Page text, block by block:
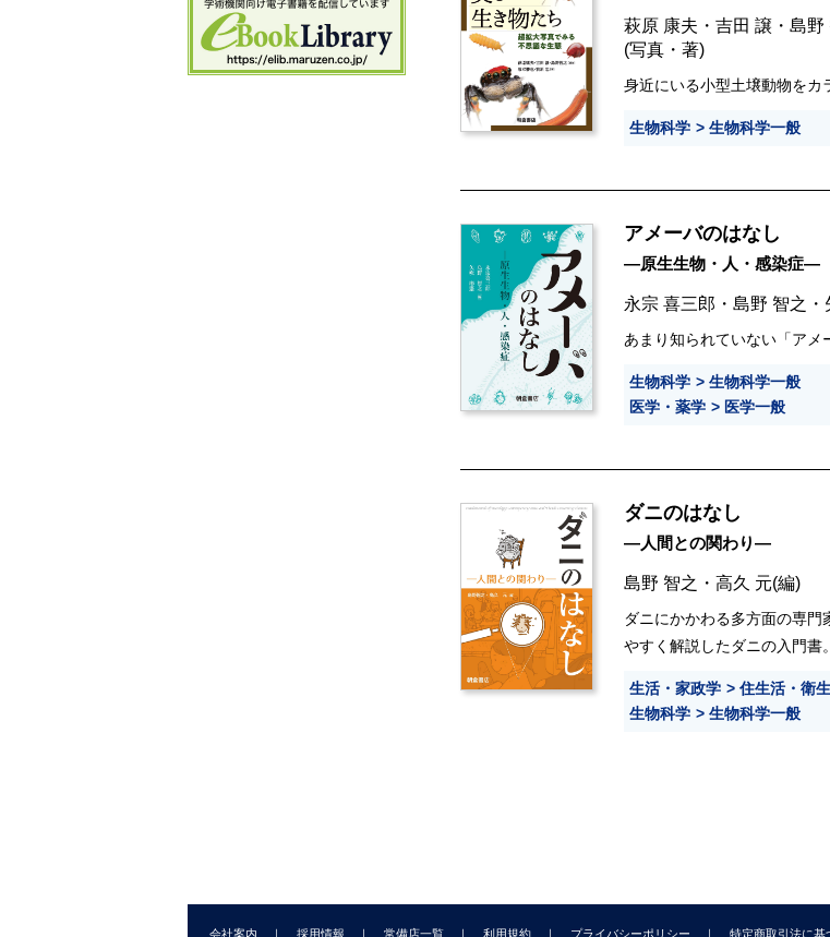
萩原 康夫 ・ 吉田 譲 ・ 島野
(写真・著)
身近にいる小型土壌動物をカ
生物科学 生物科学一般
アメーバのはなし
―原生生物・人・感染症―
永宗 喜三郎 ・ 島野 智之 ・
あまり知られていない「アメ
生物科学
生物科学一般
医学・薬学
医学一般
ダニのはなし
―人間との関わり―
島野 智之 ・ 高久 元(編)
ダニにかかわる多方面の専門
やすく解説したダニの入門書。
生活・家政学
住生活・衛
生物科学
生物科学一般
会社案内 採用情報 常備店一覧 利用規約 プライバシーポリシー 特定商取引法に基